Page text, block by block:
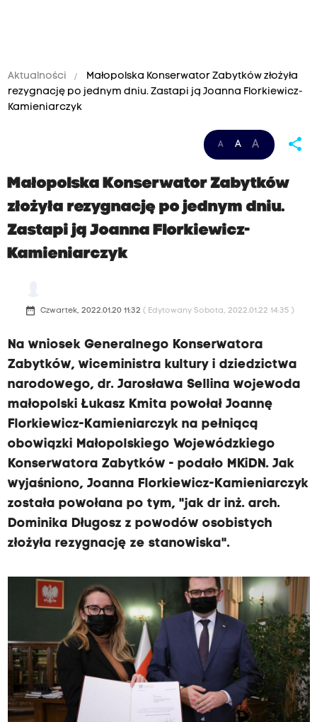
Aktualności
Małopolska Konserwator Zabytków złożyła
rezygnację po jednym dniu. Zastapi ją Joanna Florkiewicz-
Kamieniarczyk
A A A share
Małopolska Konserwator Zabytków
złożyła rezygnację po jednym dniu.
Zastapi ją Joanna Florkiewicz-
Kamieniarczyk
date_range Czwartek, 2022.01.20 11:32 ( Edytowany Sobota, 2022.01.22 14:35 )
Na wniosek Generalnego Konserwatora
Zabytków, wiceministra kultury i dziedzictwa
narodowego, dr. Jarosława Sellina wojewoda
małopolski Łukasz Kmita powołał Joannę
Florkiewicz-Kamieniarczyk na pełniącą
obowiązki Małopolskiego Wojewódzkiego
Konserwatora Zabytków - podało MKiDN. Jak
wyjaśniono, Joanna Florkiewicz-Kamieniarczyk
została powołana po tym, "jak dr inż. arch.
Dominika Długosz z powodów osobistych
złożyła rezygnację ze stanowiska".